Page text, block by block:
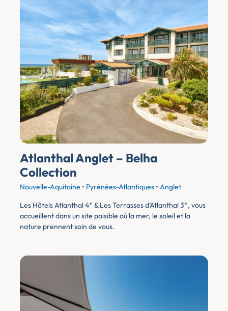
Atlanthal Anglet – Belha
Collection
Nouvelle-Aquitaine • Pyrénées-Atlantiques •Anglet
Les Hôtels Atlanthal 4* & Les Terrasses d’Atlanthal 3*, vous
accueillent dans un site paisible où la mer, le soleil et la
nature prennent soin de vous.